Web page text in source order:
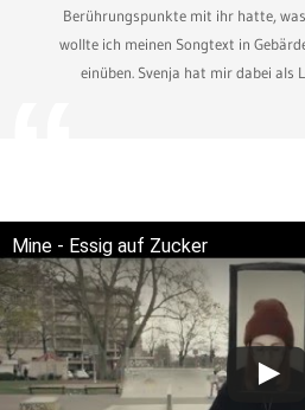
Berührungspunkte mit ihr hatte,
wollte ich meinen Songtext in
einüben. Svenja hat mir dabei als
Mine - Essig auf Zucker